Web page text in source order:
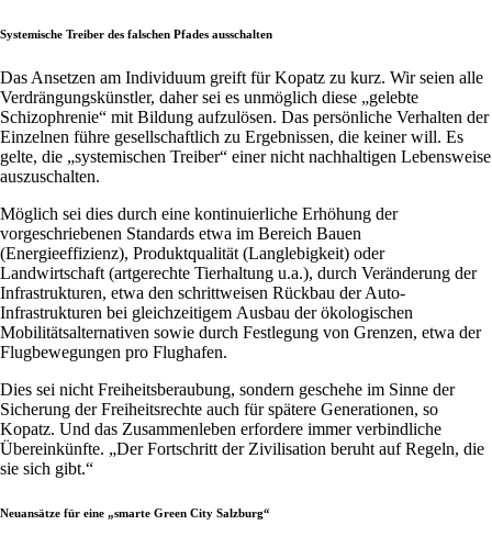
Systemische Treiber des falschen Pfades ausschalten
Das Ansetzen am Individuum greift für Kopatz zu kurz. Wir seien alle
Verdrängungskünstler, daher sei es unmöglich diese „gelebte
Schizophrenie“ mit Bildung aufzulösen. Das persönliche Verhalten der
Einzelnen führe gesellschaftlich zu Ergebnissen, die keiner will. Es
gelte, die „systemischen Treiber“ einer nicht nachhaltigen Lebensweise
auszuschalten.
Möglich sei dies durch eine kontinuierliche Erhöhung der
vorgeschriebenen Standards etwa im Bereich Bauen
(Energieeffizienz), Produktqualität (Langlebigkeit) oder
Landwirtschaft (artgerechte Tierhaltung u.a.), durch Veränderung der
Infrastrukturen, etwa den schrittweisen Rückbau der Auto-
Infrastrukturen bei gleichzeitigem Ausbau der ökologischen
Mobilitätsalternativen sowie durch Festlegung von Grenzen, etwa der
Flugbewegungen pro Flughafen.
Dies sei nicht Freiheitsberaubung, sondern geschehe im Sinne der
Sicherung der Freiheitsrechte auch für spätere Generationen, so
Kopatz. Und das Zusammenleben erfordere immer verbindliche
Übereinkünfte. „Der Fortschritt der Zivilisation beruht auf Regeln, die
sie sich gibt.“
Neuansätze für eine „smarte Green City Salzburg“